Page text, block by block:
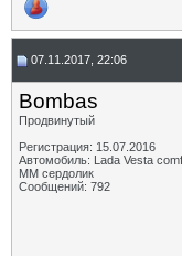
07.11.2017, 22:06
Bombas
Продвинутый
Регистрация: 15.07.2016
Автомобиль: Lada Vesta
MM сердолик
Сообщений: 792